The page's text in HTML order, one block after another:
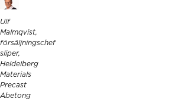
Ulf
Malmqvist,
försäljningschef
sliper,
Heidelberg
Materials
Precast
Abetong